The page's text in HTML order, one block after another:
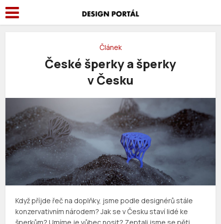
Článek
České šperky a šperky
v Česku
Když příjde řeč na doplňky, jsme podle designérů stále
konzervativním národem? Jak se v Česku staví lidé ke